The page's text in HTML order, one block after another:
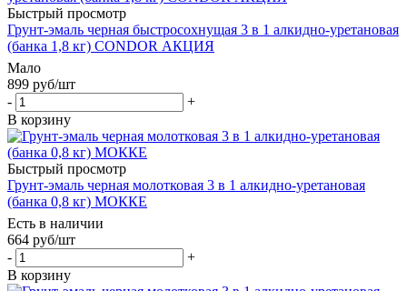
Быстрый просмотр
Грунт-эмаль черная быстросохнущая 3 в 1 алкидно-уретановая
(банка 1,8 кг) CONDOR АКЦИЯ
Мало
899 руб/шт
-
+
В корзину
Быстрый просмотр
Грунт-эмаль черная молотковая 3 в 1 алкидно-уретановая
(банка 0,8 кг) МОККЕ
Есть в наличии
664 руб/шт
-
+
В корзину